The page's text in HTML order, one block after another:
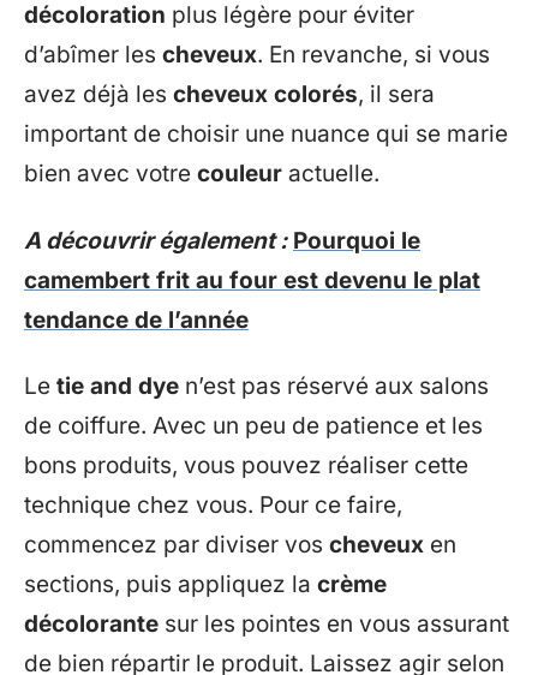
décoloration plus légère pour éviter
d’abîmer les cheveux. En revanche, si vous
avez déjà les cheveux colorés, il sera
important de choisir une nuance qui se marie
bien avec votre couleur actuelle.
A découvrir également : Pourquoi le
camembert frit au four est devenu le plat
tendance de l’année
Le tie and dye n’est pas réservé aux salons
de coiffure. Avec un peu de patience et les
bons produits, vous pouvez réaliser cette
technique chez vous. Pour ce faire,
commencez par diviser vos cheveux en
sections, puis appliquez la crème
décolorante sur les pointes en vous assurant
de bien répartir le produit. Laissez agir selon